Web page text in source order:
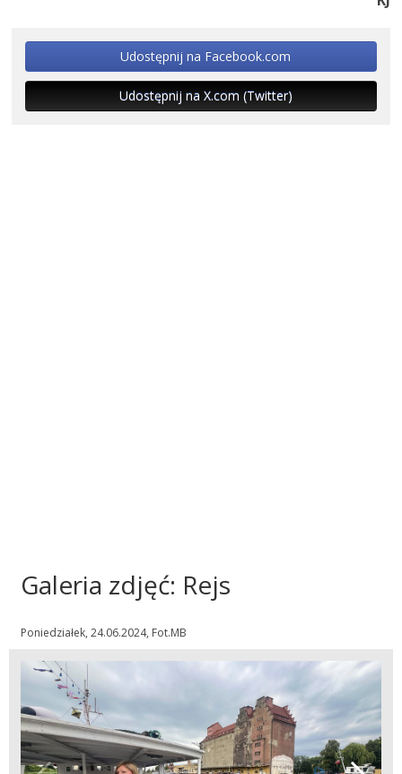
Udostępnij na Facebook.com
Udostępnij na X.com (Twitter)
Galeria zdjęć: Rejs
Poniedziałek, 24.06.2024, Fot.MB